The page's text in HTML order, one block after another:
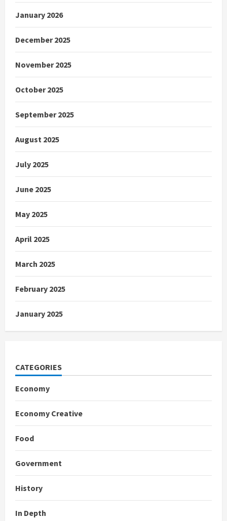
January 2026
December 2025
November 2025
October 2025
September 2025
August 2025
July 2025
June 2025
May 2025
April 2025
March 2025
February 2025
January 2025
CATEGORIES
Economy
Economy Creative
Food
Government
History
In Depth